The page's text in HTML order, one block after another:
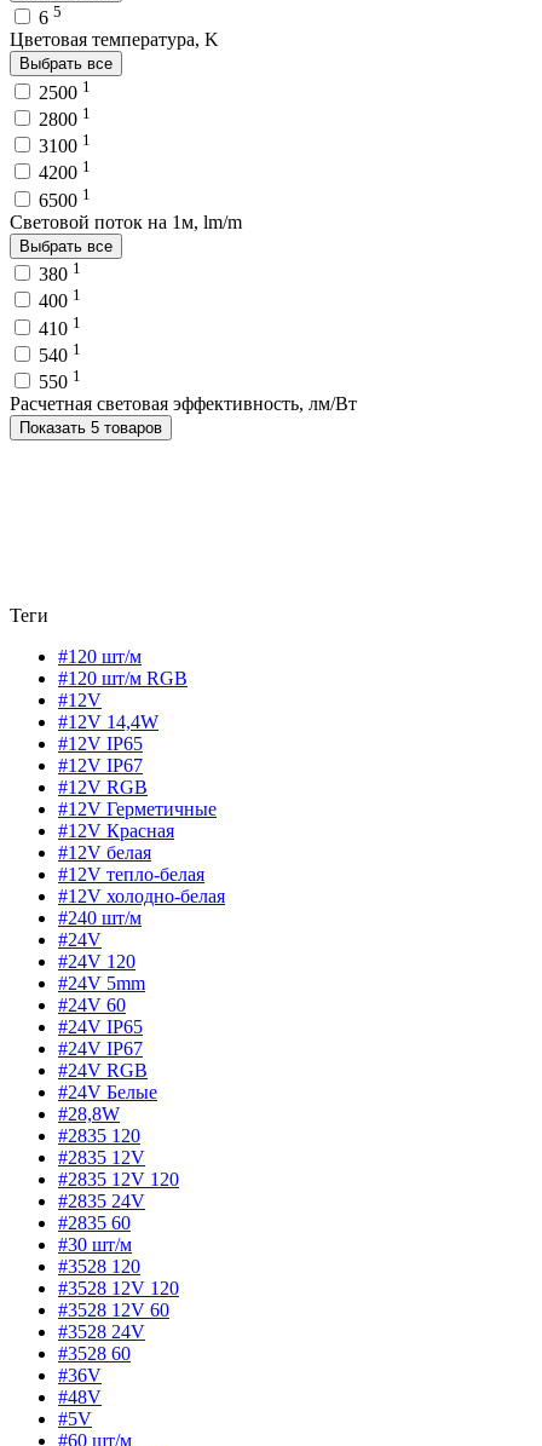
6 5
Цветовая температура, K
Выбрать все
2500 1
2800 1
3100 1
4200 1
6500 1
Световой поток на 1м, lm/m
Выбрать все
380 1
400 1
410 1
540 1
550 1
Расчетная световая эффективность, лм/Вт
Показать 5 товаров
Теги
#120 шт/м
#120 шт/м RGB
#12V
#12V 14,4W
#12V IP65
#12V IP67
#12V RGB
#12V Герметичные
#12V Красная
#12V белая
#12V тепло-белая
#12V холодно-белая
#240 шт/м
#24V
#24V 120
#24V 5mm
#24V 60
#24V IP65
#24V IP67
#24V RGB
#24V Белые
#28,8W
#2835 120
#2835 12V
#2835 12V 120
#2835 24V
#2835 60
#30 шт/м
#3528 120
#3528 12V 120
#3528 12V 60
#3528 24V
#3528 60
#36V
#48V
#5V
#60 шт/м